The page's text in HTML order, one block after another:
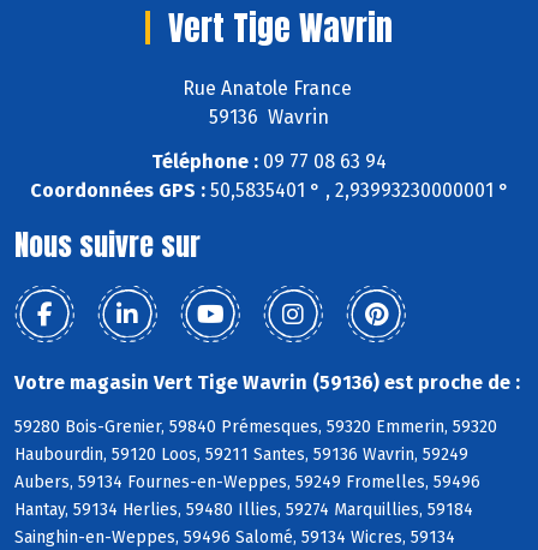
Vert Tige Wavrin
Rue Anatole France
59136 Wavrin
Téléphone : 09 77 08 63 94
Coordonnées GPS :50,5835401 ° , 2,93993230000001 °
Nous suivre sur
Votre magasin Vert Tige Wavrin (59136) est proche de :
59280 Bois-Grenier, 59840 Prémesques, 59320 Emmerin, 59320
Haubourdin, 59120 Loos, 59211 Santes, 59136 Wavrin, 59249
Aubers, 59134 Fournes-en-Weppes, 59249 Fromelles, 59496
Hantay, 59134 Herlies, 59480 Illies, 59274 Marquillies, 59184
Sainghin-en-Weppes, 59496 Salomé, 59134 Wicres, 59134